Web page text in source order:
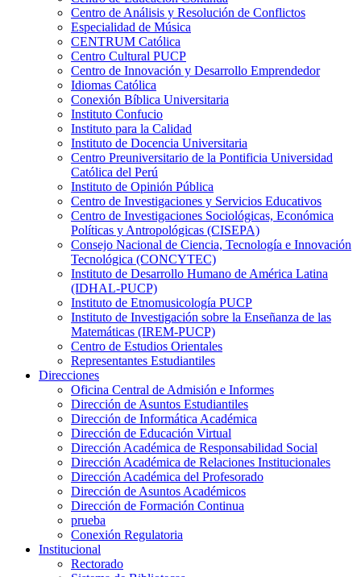
Centro de Análisis y Resolución de Conflictos
Especialidad de Música
CENTRUM Católica
Centro Cultural PUCP
Centro de Innovación y Desarrollo Emprendedor
Idiomas Católica
Conexión Bíblica Universitaria
Instituto Confucio
Instituto para la Calidad
Instituto de Docencia Universitaria
Centro Preuniversitario de la Pontificia Universidad
Católica del Perú
Instituto de Opinión Pública
Centro de Investigaciones y Servicios Educativos
Centro de Investigaciones Sociológicas, Económica
Políticas y Antropológicas (CISEPA)
Consejo Nacional de Ciencia, Tecnología e Innovación
Tecnológica (CONCYTEC)
Instituto de Desarrollo Humano de América Latina
(IDHAL-PUCP)
Instituto de Etnomusicología PUCP
Instituto de Investigación sobre la Enseñanza de las
Matemáticas (IREM-PUCP)
Centro de Estudios Orientales
Representantes Estudiantiles
Direcciones
Oficina Central de Admisión e Informes
Dirección de Asuntos Estudiantiles
Dirección de Informática Académica
Dirección de Educación Virtual
Dirección Académica de Responsabilidad Social
Dirección Académica de Relaciones Institucionales
Dirección Académica del Profesorado
Dirección de Asuntos Académicos
Dirección de Formación Continua
prueba
Conexión Regulatoria
Institucional
Rectorado